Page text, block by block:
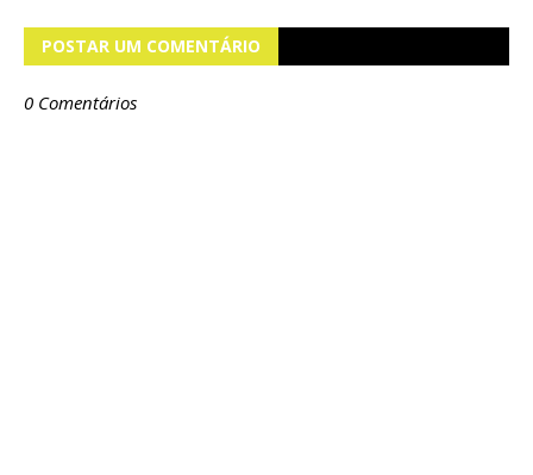
POSTAR UM COMENTÁRIO
0 Comentários